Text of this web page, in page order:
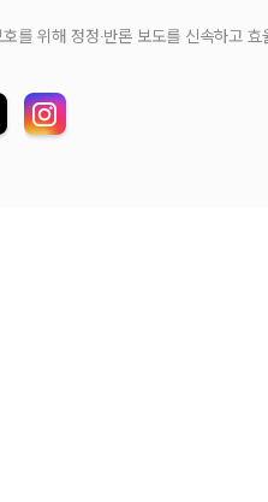
를 위해 정정‧반론 보도를 신속하고